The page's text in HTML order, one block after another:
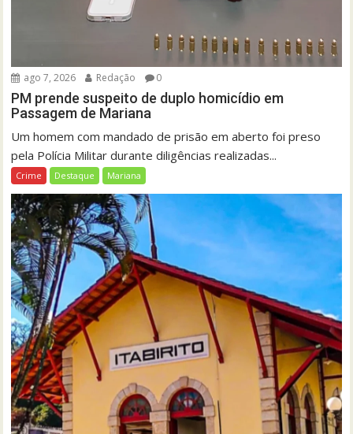
ago 7, 2026 Redação 0
PM prende suspeito de duplo homicídio em
Passagem de Mariana
Um homem com mandado de prisão em aberto foi preso
pela Polícia Militar durante diligências realizadas...
Crime Destaque Mariana